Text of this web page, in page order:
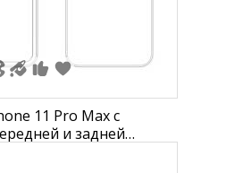
11 Pro Max с
и задней